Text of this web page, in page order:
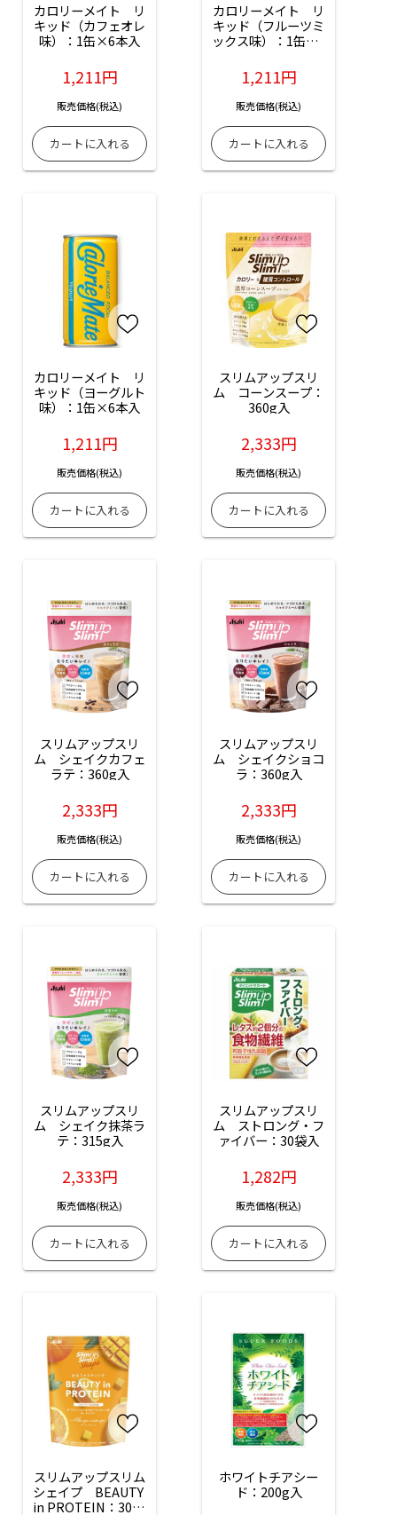
カロリーメイト　リ
キッド（カフェオレ
味）：1缶×6本入
1,211円
販売価格(税込)
カロリーメイト　リ
キッド（フルーツミ
ックス味）：1缶×6
1,211円
販売価格(税込)
カロリーメイト　リ
キッド（ヨーグルト
味）：1缶×6本入
1,211円
販売価格(税込)
スリムアップスリ
ム　コーンスープ：
360g入
2,333円
販売価格(税込)
スリムアップスリ
ム　シェイクカフェ
ラテ：360g入
2,333円
販売価格(税込)
スリムアップスリ
ム　シェイクショコ
ラ：360g入
2,333円
販売価格(税込)
スリムアップスリ
ム　シェイク抹茶ラ
テ：315g入
2,333円
販売価格(税込)
スリムアップスリ
ム　ストロング・フ
ァイバー：30袋入
1,282円
販売価格(税込)
スリムアップスリム
シェイプ　BEAUTY
in PROTEIN：300g
ホワイトチアシー
ド：200g入